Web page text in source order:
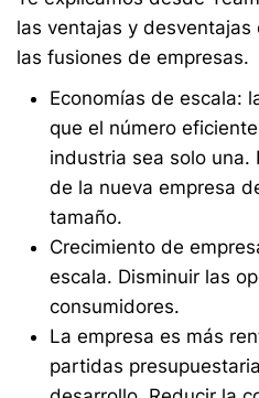
las ventajas y
las fusiones de empresas.
Economías de escala:
que el número
industria sea solo una.
de la nueva empresa
tamaño.
Crecimiento de
escala. Disminuir las
consumidores.
La empresa es más
partidas